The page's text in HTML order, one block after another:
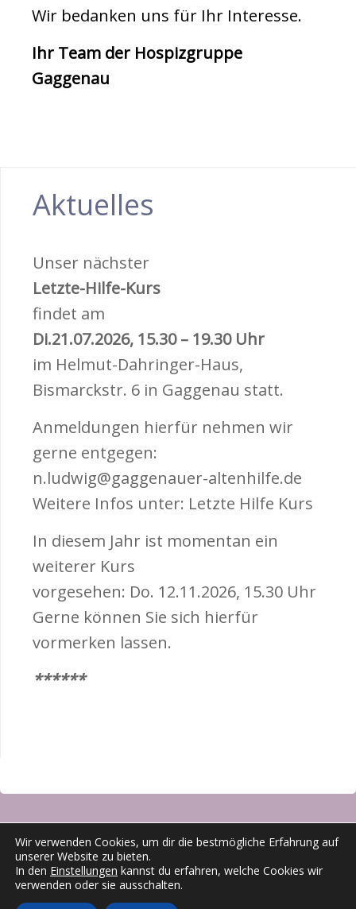
Wir bedanken uns für Ihr Interesse.
Ihr Team der Hospizgruppe
Gaggenau
Aktuelles
Unser nächster
Letzte-Hilfe-Kurs
findet am
Di.21.07.2026, 15.30 – 19.30 Uhr
im Helmut-Dahringer-Haus,
Bismarckstr. 6 in Gaggenau statt.
Anmeldungen hierfür nehmen wir
gerne entgegen:
n.ludwig@gaggenauer-altenhilfe.de
Weitere Infos unter: Letzte Hilfe Kurs
In diesem Jahr ist momentan ein
weiterer Kurs
vorgesehen: Do. 12.11.2026, 15.30 Uhr
Gerne können Sie sich hierfür
vormerken lassen.
******
© Hospizgruppe Gaggenau |Impressum
Facebook| Instagram
Wir verwenden Cookies, um dir die bestmögliche Erfahrung auf
unserer Website zu bieten.
In den Einstellungen kannst du erfahren, welche Cookies wir
verwenden oder sie ausschalten.